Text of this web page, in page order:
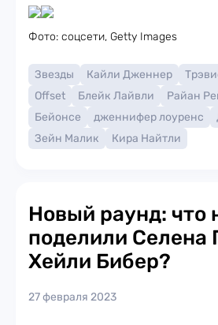
Фото: соцсети, Getty Images
Звезды Кайли Дженнер
Offset
Блейк Лайвли
Райан
Бейонсе
дженнифер лоуренс
Зейн Малик
Кира Найтли
Новый раунд: что
поделили Селена
Хейли Бибер?
27 февраля 2023